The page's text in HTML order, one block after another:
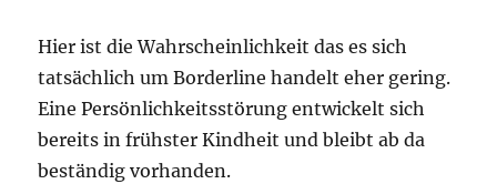
Hier ist die Wahrscheinlichkeit das es sich
tatsächlich um Borderline handelt eher gering.
Eine Persönlichkeitsstörung entwickelt sich
bereits in frühster Kindheit und bleibt ab da
beständig vorhanden.